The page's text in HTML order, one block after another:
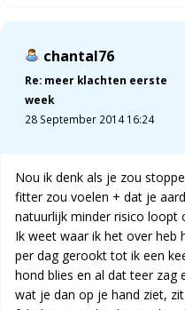
chantal76
Re: meer klachten eerste
week
28 September 2014 16:24
Nou ik denk als je zou
fitter zou voelen + dat je
natuurlijk minder risico loopt
Ik weet waar ik het over heb
per dag gerookt tot ik een
hond blies en al dat teer zag
wat je dan op je hand ziet,